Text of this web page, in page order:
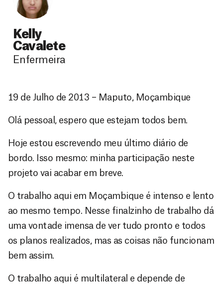
Kelly
Cavalete
Enfermeira
19 de Julho de 2013 – Maputo, Moçambique
Olá pessoal, espero que estejam todos bem.
Hoje estou escrevendo meu último diário de
bordo. Isso mesmo: minha participação neste
projeto vai acabar em breve.
O trabalho aqui em Moçambique é intenso e lento
ao mesmo tempo. Nesse finalzinho de trabalho dá
uma vontade imensa de ver tudo pronto e todos
os planos realizados, mas as coisas não funcionam
bem assim.
O trabalho aqui é multilateral e depende de